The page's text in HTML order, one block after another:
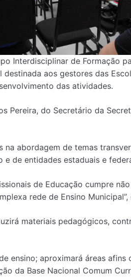
Interdisciplinar de Formação
aos gestores das
das atividades.
do Secretário da
abordagem de temas
de entidades estaduais e
de Educação cumpre
rede de Ensino Municipal”,
materiais pedagógicos,
ensino; aproximará áreas
da Base Nacional Comum